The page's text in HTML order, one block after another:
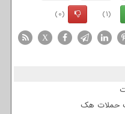
(1)
(0)
X
حملات هک